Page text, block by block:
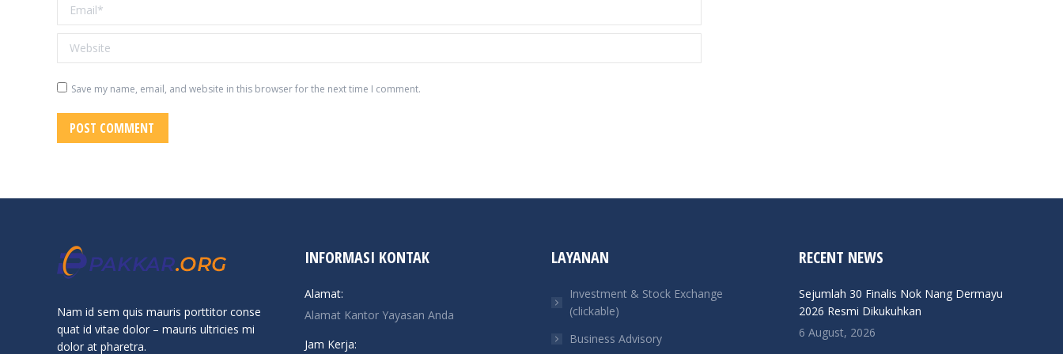
Email *
Website
Save my name, email, and website in this browser for the next time I comment.
POST COMMENT
Nam id sem quis mauris porttitor conse
quat id vitae dolor – mauris ultricies mi
dolor at pharetra.
INFORMASI KONTAK
Alamat:
Alamat Kantor Yayasan Anda
Jam Kerja:
LAYANAN
Investment & Stock Exchange
(clickable)
Business Advisory
RECENT NEWS
Sejumlah 30 Finalis Nok Nang Dermayu
2026 Resmi Dikukuhkan
6 August, 2026